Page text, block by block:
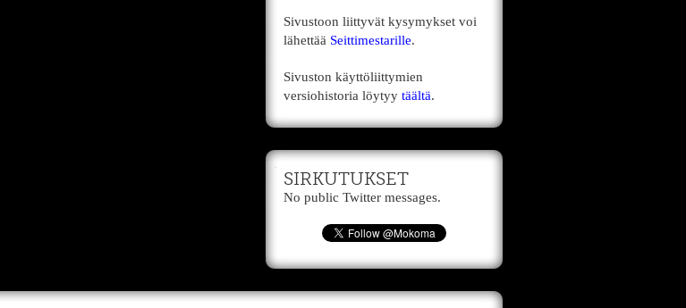
Sivustoon liittyvät kysymykset voi
lähettää Seittimestarille.
Sivuston käyttöliittymien
versiohistoria löytyy täältä.
SIRKUTUKSET
No public Twitter messages.